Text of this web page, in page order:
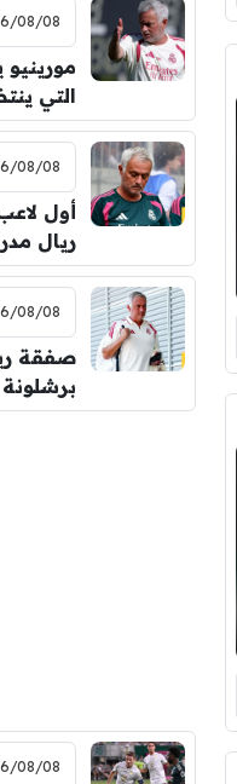
08 - 15:56
التي
08 - 22:41
أول
ريال
08 - 15:02
صفقة
برشلونة
08 - 21:51